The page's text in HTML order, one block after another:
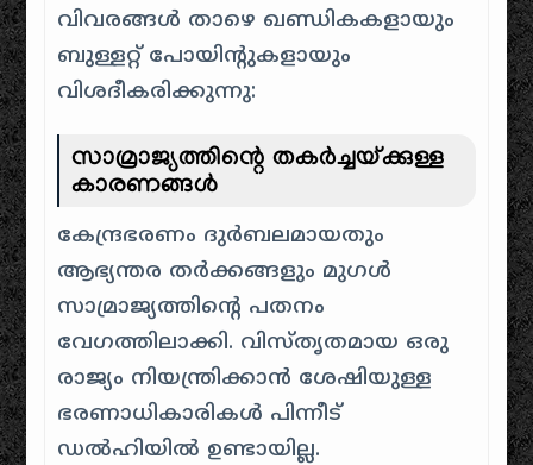
വിവരങ്ങൾ താഴെ ഖണ്ഡികകളായും
ബുള്ളറ്റ് പോയിന്റുകളായും
വിശദീകരിക്കുന്നു:
സാമ്രാജ്യത്തിന്റെ തകർച്ചയ്ക്കുള്ള
കാരണങ്ങൾ
കേന്ദ്രഭരണം ദുർബലമായതും
ആഭ്യന്തര തർക്കങ്ങളും മുഗൾ
സാമ്രാജ്യത്തിന്റെ പതനം
വേഗത്തിലാക്കി. വിസ്തൃതമായ ഒരു
രാജ്യം നിയന്ത്രിക്കാൻ ശേഷിയുള്ള
ഭരണാധികാരികൾ പിന്നീട്
ഡൽഹിയിൽ ഉണ്ടായില്ല.